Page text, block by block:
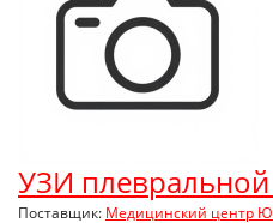
УЗИ
Поставщик: Медицинский центр